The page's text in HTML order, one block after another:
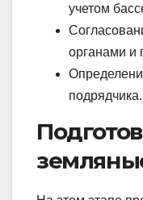
учетом
органами и
подрядчика.